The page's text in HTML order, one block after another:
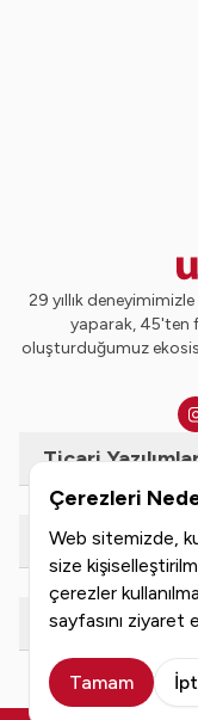
Çerezleri
Web sitemizde,
size
çerezler
sayfasını ziyaret
Tamam
29 yıllık
yaparak, 45'ten
oluşturduğumuz
Ticari
e-Dönüşüm
Kaynaklar